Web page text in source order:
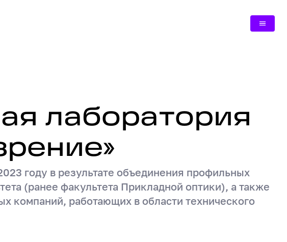
зрение»
лаборатория
году в результате объединения профильных
(ранее факультета Прикладной оптики), а также
компаний, работающих в области технического